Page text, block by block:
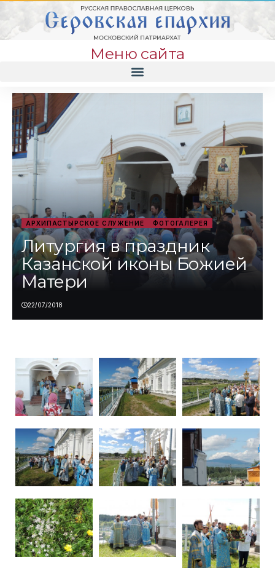
Меню сайта
АРХИПАСТЫРСКОЕ СЛУЖЕНИЕ ФОТОГАЛЕРЕЯ
Литургия в праздник
Казанской иконы Божией
Матери
22/07/2018